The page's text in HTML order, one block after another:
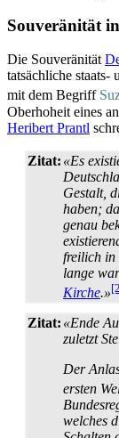
Souveränität
Die Souveränität
tatsächliche staats-
mit dem Begriff
Oberhoheit eines
Heribert Prantl
Zitat: «Es
Gestalt,
haben;
genau
freilich in
lange
Kirche.»
Zitat: «Ende
zuletzt
Der
ersten
welches